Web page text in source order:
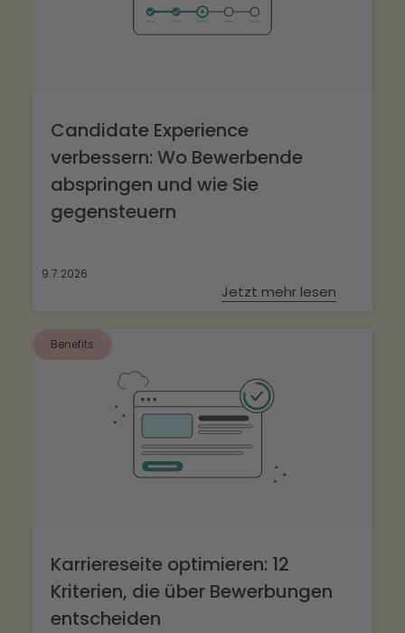
Candidate Experience
verbessern: Wo Bewerbende
abspringen und wie Sie
gegensteuern
9.7.2026
Jetzt mehr lesen
Benefits
Karriereseite optimieren: 12
Kriterien, die über Bewerbungen
entscheiden